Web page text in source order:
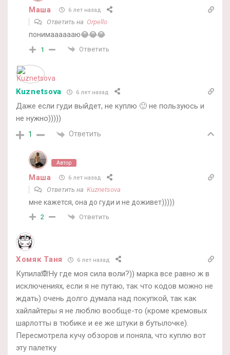
Маша 6 лет назад
Ответить на Orpello
понимааааааю😂😂😂
1 Ответить
Kuznetsova 6 лет назад
Даже если гуди выйдет, не куплю 🙂 не пользуюсь и
не нужно)))))
1 Ответить
Автор
Маша 6 лет назад
Ответить на Kuznetsova
мне кажется, она до гуди и не доживет)))))
2 Ответить
Хомяк Таня 6 лет назад
Купила🙈Ну где моя сила воли?)) марка все равно ж в
исключениях, если я не путаю, так что кодов можно не
ждать) очень долго думала над покупкой, так как
хайлайтеры я не люблю вообще-то (кроме кремовых
шарлотты в тюбике и ее же штуки в бутылочке).
Пересмотрела кучу обзоров и поняла, что куплю вот
эту палетку